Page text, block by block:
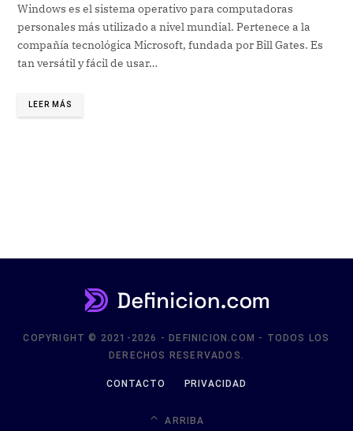
Windows es el sistema operativo para computadoras
personales más utilizado a nivel mundial. Pertenece a la
compañía tecnológica Microsoft, fundada por Bill Gates. Es
tan versátil y fácil de usar…
LEER MÁS
COPYRIGHT © 2021-2026 - DEFINICION.COM - TODOS LOS
DERECHOS RESERVADOS.
CONTACTO PRIVACIDAD
ARRIBA